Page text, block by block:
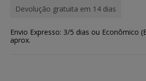
Devolução gratuita em 14 dias
Envio Expresso: 3/5 dias ou Econômico
aprox.